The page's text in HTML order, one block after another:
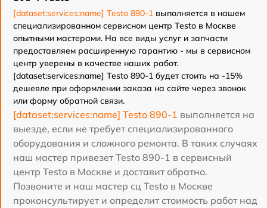
[dataset:services:name] Testo 890-1 выполняется в нашем
специализированном сервисном центр Testo в Москве
опытными мастерами. На все виды услуг и запчасти
предоставляем расширенную гарантию - мы в сервисном
центр уверены в качестве наших работ.
[dataset:services:name] Testo 890-1 будет стоить на -15%
дешевле при оформлении заказа на сайте через звонок
или форму обратной связи.
[dataset:services:name] Testo 890-1 выполняется на
выезде, если не требует специализированного
оборудования и сложного ремонта. В таких случаях
наш мастер привезет Testo 890-1 в сервисный
центр Testo в Москве и доставит обратно.
Позвоните и наш мастер сц Testo в Москве
проконсультирует и определит стоимость работ над